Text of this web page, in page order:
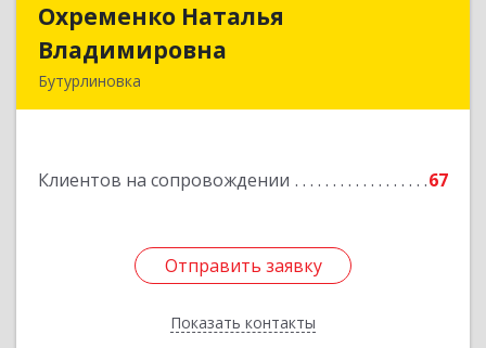
Охременко Наталья
Владимировна
Бутурлиновка
Клиентов на сопровождении 67
Отправить заявку
Показать контакты
Охременко Наталья
Отправить заявку
Назад